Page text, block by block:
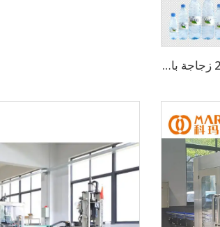
ماكينة تعبئة مياه دوارة 3 في 1 بسعة 2000 زجاجة بالساعة (CGF8-8-3)